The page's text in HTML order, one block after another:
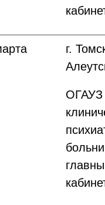
г.
ОГАУЗ